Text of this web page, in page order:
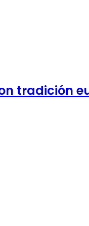
tradición